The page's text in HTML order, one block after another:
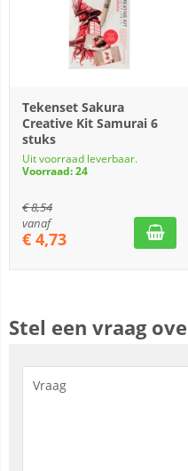
Tekenset Sakura
Creative Kit Samurai 6
stuks
Uit voorraad leverbaar.
Voorraad: 24
€8,54
vanaf
€ 4,73
Stel een vraag